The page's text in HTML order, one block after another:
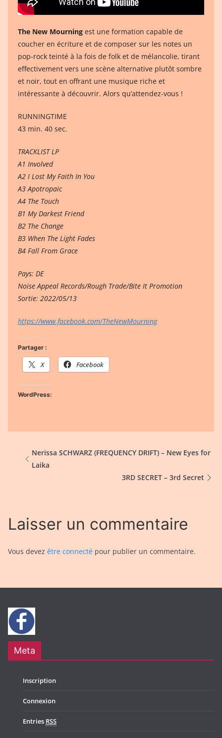
The New Mourning est une formation capable de
coucher en écriture et de composer sur les notes un
pop-rock teinté à la fois de folk et de mélancolie, tirant
effectivement vers une scène alternative plutôt sombre
et noir, tout en offrant une musique riche et
intéressante à découvrir. Alors qu’attendez-vous !
RUNNINGTIME
43 min. 40 sec.
TRACKLIST LP
A1 Involved
A2 I Lost My Faith In You
A3 Apotropaic
A4 The Touch
B1 My Darkest Friend
B2 The Change
B3 When The Light Fades
B4 Fall From Grace
Pays: DE
Noise Appeal Records/Rough Trade/Bite It Promotion
Sortie: 2022/05/13
https://www.facebook.com/TheNewMourning
Partager :
X Facebook
WordPress:
Nerissa SCHWARZ (FREQUENCY DRIFT) – New Eyes for
Laika
3RD SECRET – 3rd Secret
Laisser un commentaire
Vous devez être connecté pour publier un commentaire.
Meta
Inscription
Connexion
Entries RSS